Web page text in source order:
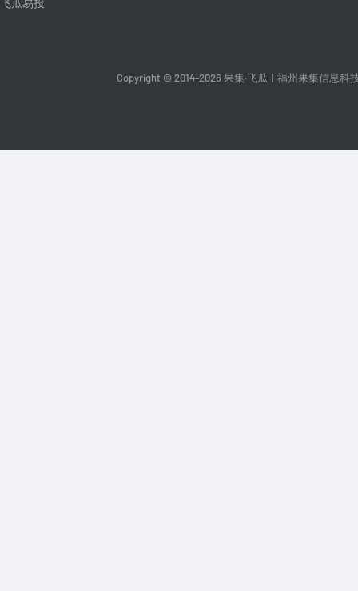
飞瓜易投
Copyright © 2014-2026 果集·飞瓜 福州果集信息科